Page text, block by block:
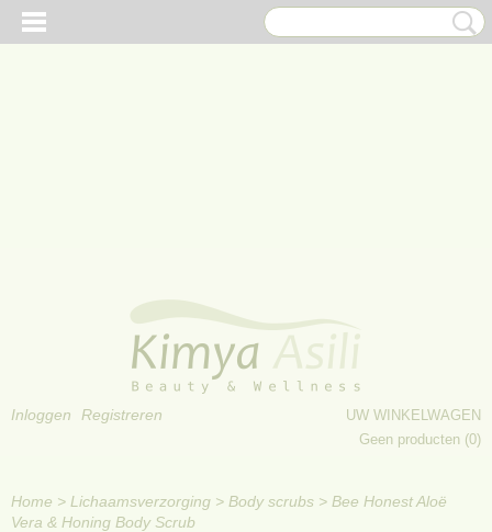
Inloggen Registreren
UW WINKELWAGEN
Geen producten (0)
Home > Lichaamsverzorging > Body scrubs > Bee Honest Aloë
Vera & Honing Body Scrub